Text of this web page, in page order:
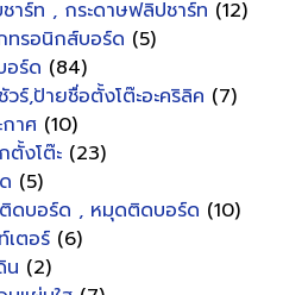
าร์ท , กระดาษฟลิปชาร์ท (12)
ทรอนิกส์บอร์ด (5)
อร์ด (84)
วร์,ป้ายชื่อตั้งโต๊ะอะคริลิค (7)
าศ (10)
งโต๊ะ (23)
(5)
ติดบอร์ด , หมุดติดบอร์ด (10)
เตอร์ (6)
น (2)